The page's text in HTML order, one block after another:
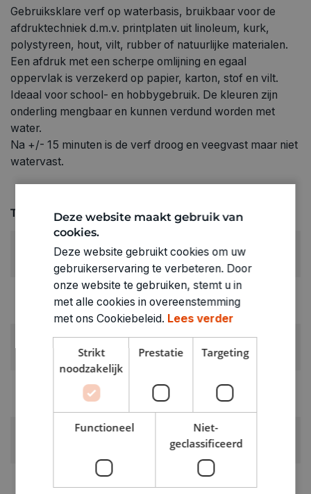
Gebruiksklare verf op waterbasis, bruikbaar voor de
afdruktechniek d.m.v. printplaten uit linoleum, kurk,
polystyreen, hout, vilt, rubber of natuurlijke materialen.
Een afdruk met een scherpe omlijning en egaal
oppervlak is verzekerd op papier, karton, stof en vilt.
Ideaal voor school- en hobbygebruik. De kleuren zijn
onderling mengbaar en kunnen verdund worden met
water.
Na +/- 15 minuten is de verf droog en veegvast maar niet
watervast.
Technische specificaties
LEVERANCIERSKLEUR:
RUBRIEK:
Drukinkt op waterbasis
ARTIKELNUMMER
Deze website maakt gebruik van
cookies.
Deze website gebruikt cookies om uw
gebruikerservaring te verbeteren. Door
onze website te gebruiken, stemt u in
met alle cookies in overeenstemming
met ons Cookiebeleid. Lees verder
Strikt
noodzakelijk
Prestatie Targeting
Functioneel
Niet-
geclassificeerd